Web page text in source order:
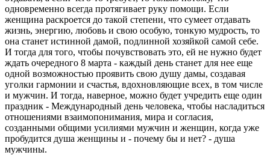
одновременно всегда протягивает руку помощи. Если
женщина раскроется до такой степени, что сумеет отдавать
жизнь, энергию, любовь и свою особую, тонкую мудрость, то
она станет истинной дамой, подлинной хозяйкой самой себе.
И тогда для того, чтобы почувствовать это, ей не нужно будет
ждать очередного 8 марта - каждый день станет для нее еще
одной возможностью проявить свою душу дамы, создавая
уголки гармонии и счастья, вдохновляющие всех, в том числе
и мужчин. И тогда, наверное, можно будет учредить еще один
праздник - Международный день человека, чтобы насладиться
отношениями взаимопонимания, мира и согласия,
созданными общими усилиями мужчин и женщин, когда уже
пробудится душа женщины и - почему бы и нет? - душа
мужчины.